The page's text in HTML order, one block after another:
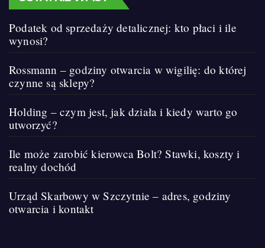
Podatek od sprzedaży detalicznej: kto płaci i ile
wynosi?
Rossmann – godziny otwarcia w wigilię: do której
czynne są sklepy?
Holding – czym jest, jak działa i kiedy warto go
utworzyć?
Ile może zarobić kierowca Bolt? Stawki, koszty i
realny dochód
Urząd Skarbowy w Szczytnie – adres, godziny
otwarcia i kontakt